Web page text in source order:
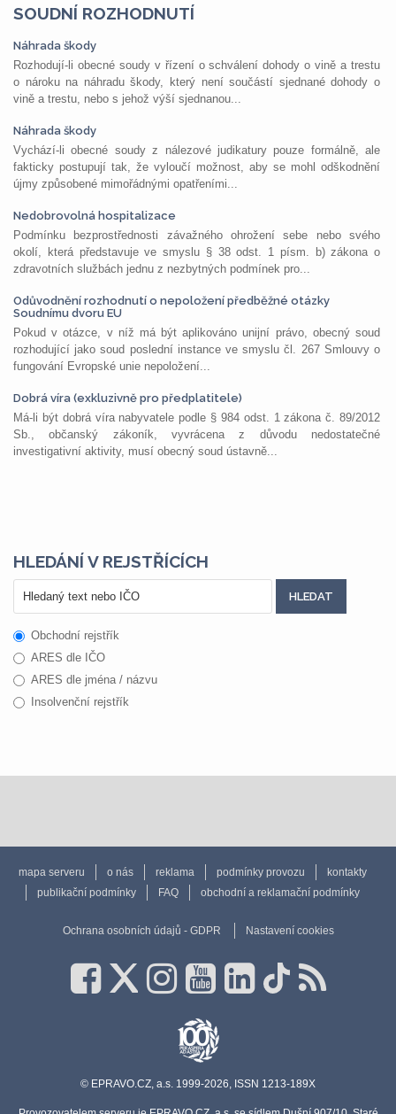
SOUDNÍ ROZHODNUTÍ
Náhrada škody
Rozhodují-li obecné soudy v řízení o schválení dohody o vině a trestu
o nároku na náhradu škody, který není součástí sjednané dohody o
vině a trestu, nebo s jehož výší sjednanou...
Náhrada škody
Vychází-li obecné soudy z nálezové judikatury pouze formálně, ale
fakticky postupují tak, že vyloučí možnost, aby se mohl odškodnění
újmy způsobené mimořádnými opatřeními...
Nedobrovolná hospitalizace
Podmínku bezprostřednosti závažného ohrožení sebe nebo svého
okolí, která představuje ve smyslu § 38 odst. 1 písm. b) zákona o
zdravotních službách jednu z nezbytných podmínek pro...
Odůvodnění rozhodnutí o nepoložení předběžné otázky
Soudnímu dvoru EU
Pokud v otázce, v níž má být aplikováno unijní právo, obecný soud
rozhodující jako soud poslední instance ve smyslu čl. 267 Smlouvy o
fungování Evropské unie nepoložení...
Dobrá víra (exkluzivně pro předplatitele)
Má-li být dobrá víra nabyvatele podle § 984 odst. 1 zákona č. 89/2012
Sb., občanský zákoník, vyvrácena z důvodu nedostatečné
investigativní aktivity, musí obecný soud ústavně...
HLEDÁNÍ V REJSTŘÍCÍCH
Obchodní rejstřík
ARES dle IČO
ARES dle jména / názvu
Insolvenční rejstřík
mapa serveru o nás reklama podmínky provozu
kontakty
publikační podmínky
FAQ obchodní a reklamační podmínky
Ochrana osobních údajů - GDPR Nastavení cookies
© EPRAVO.CZ, a.s. 1999-2026, ISSN 1213-189X